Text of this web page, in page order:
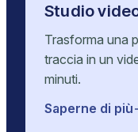
Studio
Trasforma una
traccia in un
minuti.
Saperne di più